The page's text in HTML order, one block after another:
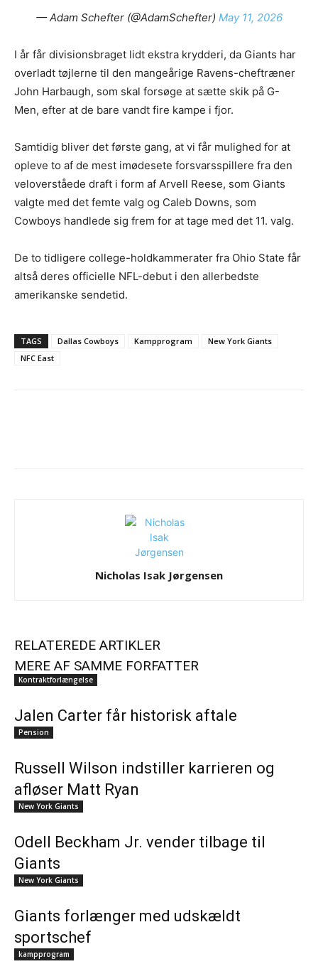
— Adam Schefter (@AdamSchefter) May 11, 2026
I år får divisionsbraget lidt ekstra krydderi, da Giants har
overladt tøjlerne til den mangeårige Ravens-cheftræner
John Harbaugh, som skal forsøge at sætte skik på G-
Men, efter at de bare vandt fire kampe i fjor.
Samtidig bliver det første gang, at vi får mulighed for at
opleve to af de mest imødesete forsvarsspillere fra den
veloverståede draft i form af Arvell Reese, som Giants
valgte med det femte valg og Caleb Downs, som
Cowboys handlede sig frem for at tage med det 11. valg.
De to tidligere college-holdkammerater fra Ohio State får
altså deres officielle NFL-debut i den allerbedste
amerikanske sendetid.
TAGS Dallas Cowboys Kampprogram
New York Giants
NFC East
Nicholas Isak Jørgensen
RELATEREDE ARTIKLER
MERE AF SAMME FORFATTER
Kontraktforlængelse
Jalen Carter får historisk aftale
Pension
Russell Wilson indstiller karrieren og
afløser Matt Ryan
New York Giants
Odell Beckham Jr. vender tilbage til
Giants
New York Giants
Giants forlænger med udskældt
sportschef
kampprogram